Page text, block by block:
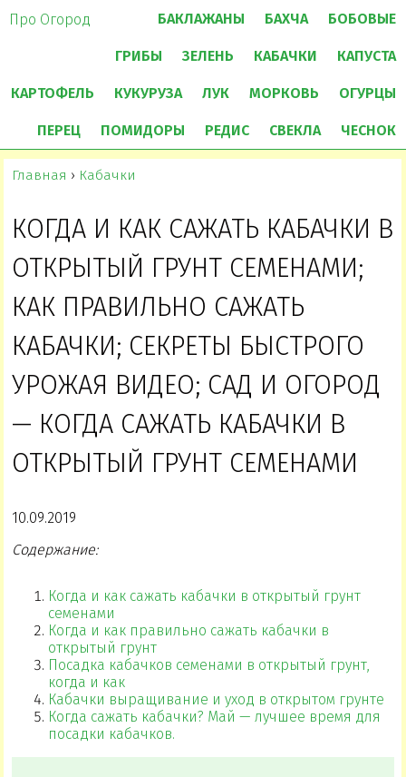
Про Огород БАКЛАЖАНЫ БАХЧА БОБОВЫЕ
ГРИБЫ ЗЕЛЕНЬ КАБАЧКИ КАПУСТА
КАРТОФЕЛЬ КУКУРУЗА ЛУК МОРКОВЬ ОГУРЦЫ
ПЕРЕЦ ПОМИДОРЫ РЕДИС СВЕКЛА ЧЕСНОК
Главная › Кабачки
КОГДА И КАК САЖАТЬ КАБАЧКИ В
ОТКРЫТЫЙ ГРУНТ СЕМЕНАМИ;
КАК ПРАВИЛЬНО САЖАТЬ
КАБАЧКИ; СЕКРЕТЫ БЫСТРОГО
УРОЖАЯ ВИДЕО; САД И ОГОРОД
— КОГДА САЖАТЬ КАБАЧКИ В
ОТКРЫТЫЙ ГРУНТ СЕМЕНАМИ
10.09.2019
Содержание:
Когда и как сажать кабачки в открытый грунт
семенами
Когда и как правильно сажать кабачки в
открытый грунт
Посадка кабачков семенами в открытый грунт,
когда и как
Кабачки выращивание и уход в открытом грунте
Когда сажать кабачки? Май — лучшее время для
посадки кабачков.